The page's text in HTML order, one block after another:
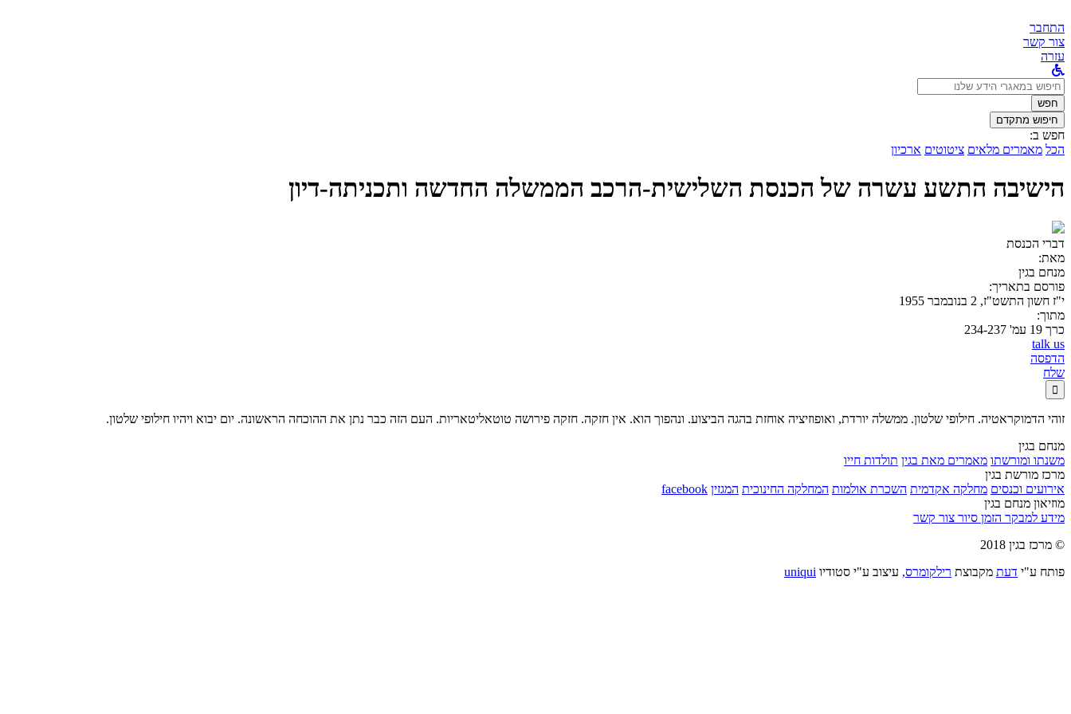
התחבר
צור קשר
עזרה
לחפש
ב:חפש
חיפוש מתקדם
חפש ב:
הכל מאמרים מלאים ציטוטים ארכיון
הישיבה התשע עשרה של הכנסת השלישית-הרכב הממשלה החדשה ותכניתה-דיון
דברי הכנסת
מאת:
מנחם בגין
פורסם בתאריך:
י"ז חשון התשט"ז, 2 בנובמבר 1955
מתוך:
כרך 19 עמ' 234-237
talk us
הדפסה
שלח

זוהי הדמוקראטיה. חילופי שלטון. ממשלה יורדת, ואופוזיציה אוחזת בהגה הביצוע. ונהפוך הוא. אין חזקה. חזקה פירושה טוטאליטאריות. העם הזה כבר נתן את ההוכחה הראשונה. יום יבוא ויהיו חילופי שלטון.
מנחם בגין
משנתו ומורשתו מאמרים מאת בגין תולדות חייו
מרכז מורשת בגין
אירועים וכנסים מחלקה אקדמית השכרת אולמות המחלקה החינוכית המגזין facebook
מוזיאון מנחם בגין
מידע למבקר הזמן סיור צור קשר
© מרכז בגין 2018
פותח ע"י דעת מקבוצת רילקומרס, עיצוב ע"י סטודיו uniqui